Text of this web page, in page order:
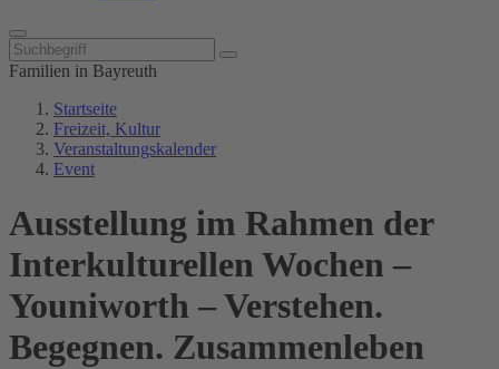
Familien in Bayreuth
Startseite
Freizeit, Kultur
Veranstaltungskalender
Event
Ausstellung im Rahmen der
Interkulturellen Wochen –
Youniworth – Verstehen.
Begegnen. Zusammenleben